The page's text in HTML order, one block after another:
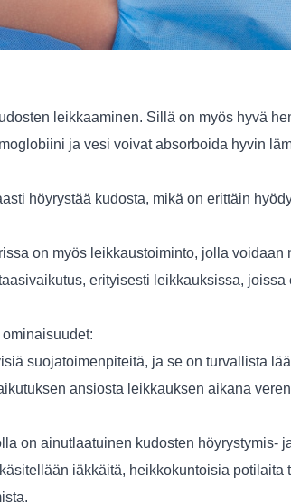
leikkaaminen. Sillä on myös hyvä
ja vesi voivat absorboida hyvin
höyrystää kudosta, mikä on erittäin
on myös leikkaustoiminto, jolla
erityisesti leikkauksissa,
suojatoimenpiteitä, ja se on turvallista
ansiosta leikkauksen aikana
on ainutlaatuinen kudosten höyrystymis-
iäkkäitä, heikkokuntoisia